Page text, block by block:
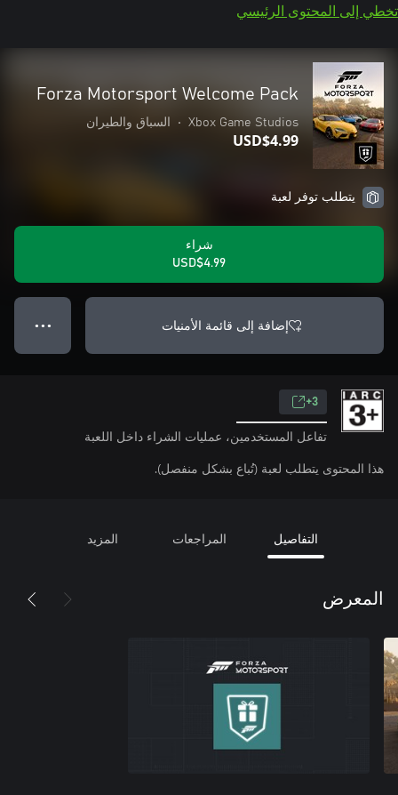
تخطي إلى المحتوى الرئيسي
Forza Motorsport Welcome Pack
Xbox Game Studios
• السباق والطيران
USD$4.99
يتطلب توفر لعبة
شراء
USD$4.99
إضافة إلى قائمة الأمنيات ● ● ●
3+
تفاعل المستخدمين، عمليات الشراء داخل اللعبة
هذا المحتوى يتطلب لعبة (تُباع بشكل منفصل).
التفاصيل المراجعات المزيد
المعرض